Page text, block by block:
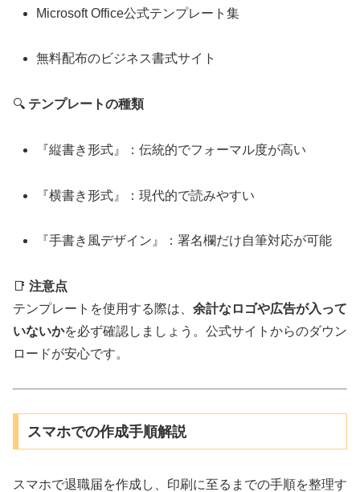
Microsoft Office公式テンプレート集
無料配布のビジネス書式サイト
🔍 テンプレートの種類
『縦書き形式』：伝統的でフォーマル度が高い
『横書き形式』：現代的で読みやすい
『手書き風デザイン』：署名欄だけ自筆対応が可能
📑 注意点
テンプレートを使用する際は、 余計なロゴや広告が入って
いないかを必ず確認しましょう。公式サイトからのダウン
ロードが安心です。
スマホでの作成手順解説
スマホで退職届を作成し、印刷に至るまでの手順を整理す